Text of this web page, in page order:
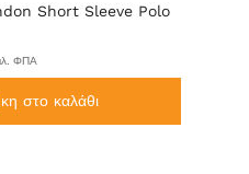
Short Sleeve Polo
ΦΠΑ
στο καλάθι